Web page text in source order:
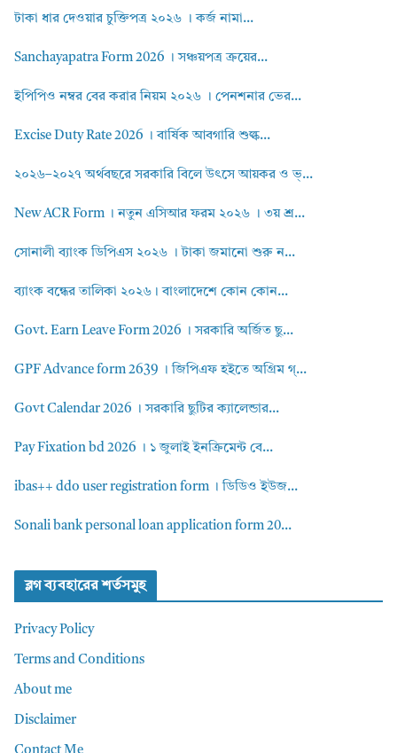
টাকা ধার দেওয়ার চুক্তিপত্র ২০২৬ । কর্জ নামা...
Sanchayapatra Form 2026 । সঞ্চয়পত্র ক্রয়ের...
ইপিপিও নম্বর বের করার নিয়ম ২০২৬ । পেনশনার ভের...
Excise Duty Rate 2026 । বার্ষিক আবগারি শুল্ক...
২০২৬–২০২৭ অর্থবছরে সরকারি বিলে উৎসে আয়কর ও ভ্...
New ACR Form । নতুন এসিআর ফরম ২০২৬ । ৩য় শ্র...
সোনালী ব্যাংক ডিপিএস ২০২৬ । টাকা জমানো শুরু ন...
ব্যাংক বন্ধের তালিকা ২০২৬। বাংলাদেশে কোন কোন...
Govt. Earn Leave Form 2026 । সরকারি অর্জিত ছু...
GPF Advance form 2639 । জিপিএফ হইতে অগ্রিম গ্...
Govt Calendar 2026 । সরকারি ছুটির ক্যালেন্ডার...
Pay Fixation bd 2026 । ১ জুলাই ইনক্রিমেন্ট বে...
ibas++ ddo user registration form । ডিডিও ইউজ...
Sonali bank personal loan application form 20...
ব্লগ ব্যবহারের শর্তসমুহ
Privacy Policy
Terms and Conditions
About me
Disclaimer